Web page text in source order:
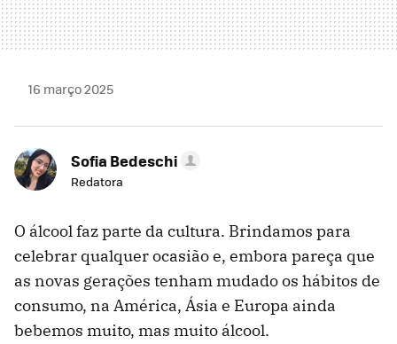
16 março 2025
Sofia Bedeschi
Redatora
O álcool faz parte da cultura. Brindamos para
celebrar qualquer ocasião e, embora pareça que
as novas gerações tenham mudado os hábitos de
consumo, na América, Ásia e Europa ainda
bebemos muito, mas muito álcool.